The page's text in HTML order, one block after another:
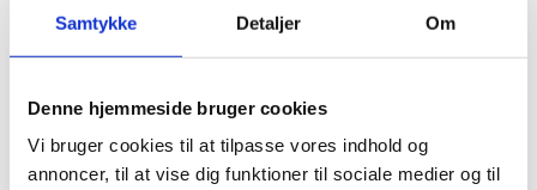
Samtykke Detaljer Om
Denne hjemmeside bruger cookies
Vi bruger cookies til at tilpasse vores indhold og
annoncer, til at vise dig funktioner til sociale medier og til
Del på Facebook
Del på X (Twitter)
Del på LinkedIn
Europapolitisk aftale